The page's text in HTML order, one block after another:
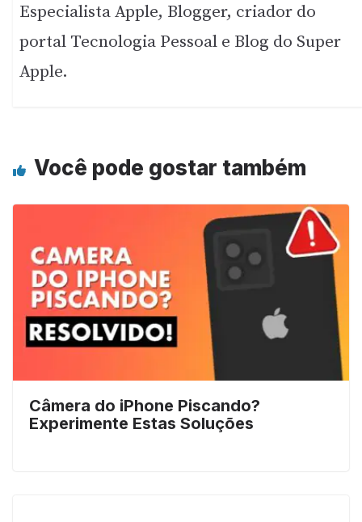
Especialista Apple, Blogger, criador do
portal Tecnologia Pessoal e Blog do Super
Apple.
Você pode gostar também
Câmera do iPhone Piscando?
Experimente Estas Soluções